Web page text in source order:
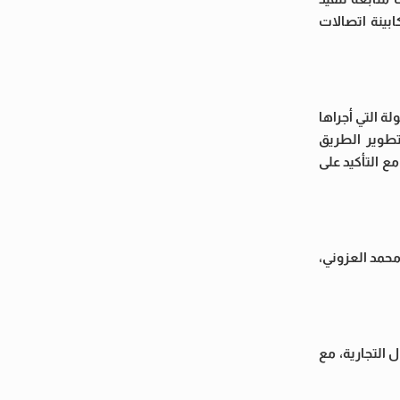
اتصالات
التي أجراها
الطريق
توصيل الغاز الطبيعي بمنطقة الإسكان الاجتماعي التي تضم 250 قطعة، مع التأكيد على
العزوني،
مخالفة بالحي الحرفي، و13 وصلة أخرى بالمحال التجارية، مع